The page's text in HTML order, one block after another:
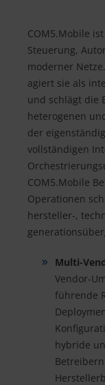
COM5.Mobile
Steuerung,
moderner
agiert sie als
und schlägt die
heterogenen
der
vollständigen
COM5.Mobile
Operationen
hersteller-,
Multi-
Vendor-
führende
hybride